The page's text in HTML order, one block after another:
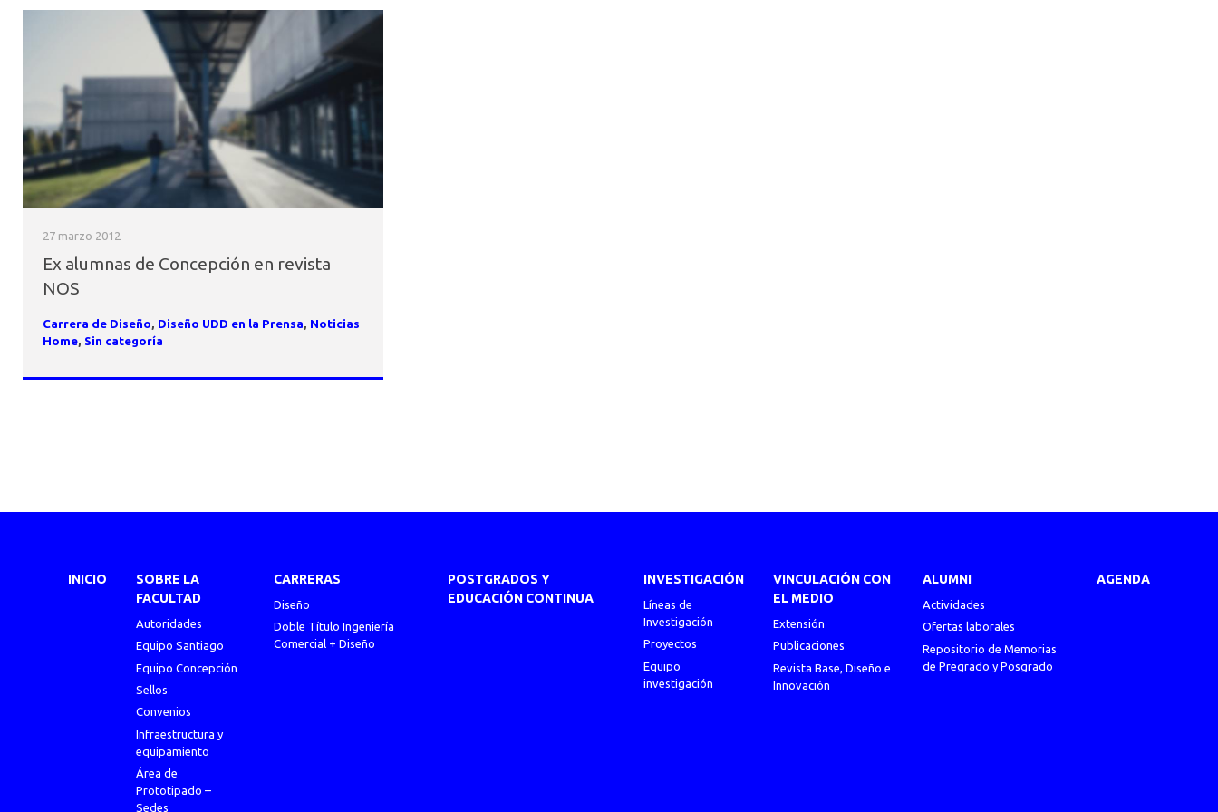
27 marzo 2012
Ex alumnas de Concepción en revista
NOS
Carrera de Diseño, Diseño UDD en la Prensa, Noticias
Home, Sin categoría
INICIO
SOBRE LA
FACULTAD
Autoridades
Equipo Santiago
Equipo Concepción
Sellos
Convenios
Infraestructura y
equipamiento
Área de
Prototipado –
Sedes
CARRERAS
Diseño
Doble Título Ingeniería
Comercial + Diseño
POSTGRADOS Y
EDUCACIÓN CONTINUA
INVESTIGACIÓN
Líneas de
Investigación
Proyectos
Equipo
investigación
VINCULACIÓN CON
EL MEDIO
Extensión
Publicaciones
Revista Base, Diseño e
Innovación
ALUMNI
Actividades
Ofertas laborales
Repositorio de Memorias
de Pregrado y Posgrado
AGENDA